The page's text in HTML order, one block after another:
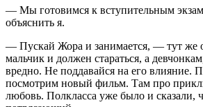
— Мы готовимся к вступительным
объяснить я.
— Пускай Жора и занимается, — тут же
мальчик и должен стараться, а
вредно. Не поддавайся на его влияние.
посмотрим новый фильм. Там про
любовь. Полкласса уже было и сказали,